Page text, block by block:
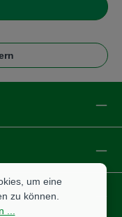
um eine
zu können.